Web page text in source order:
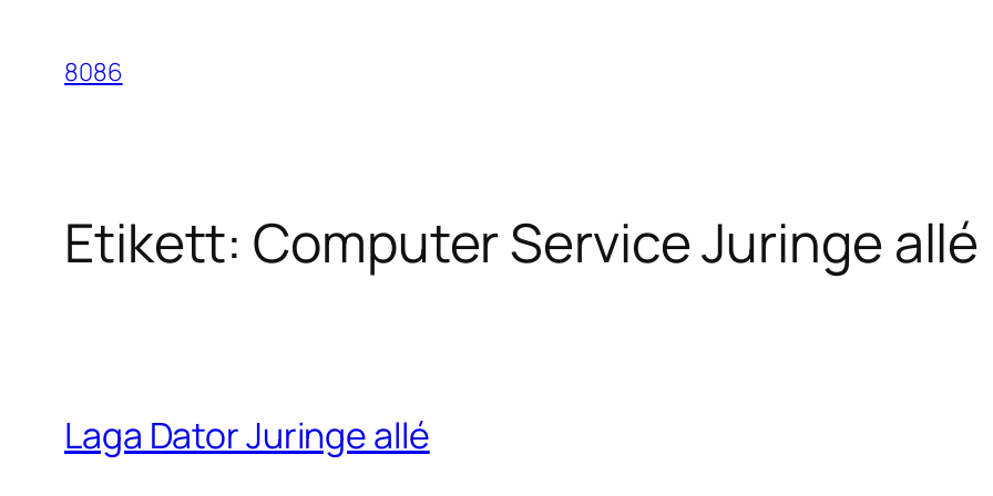
innehåll
8086
Etikett: Computer Service Juringe allé
Laga Dator Juringe allé